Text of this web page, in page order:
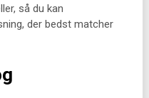
så du kan
der bedst matcher